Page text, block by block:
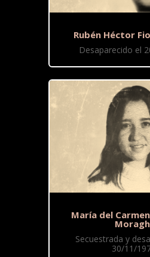
Rubén Héctor
Desaparecido el
María del
Secuestrada y
30/11/